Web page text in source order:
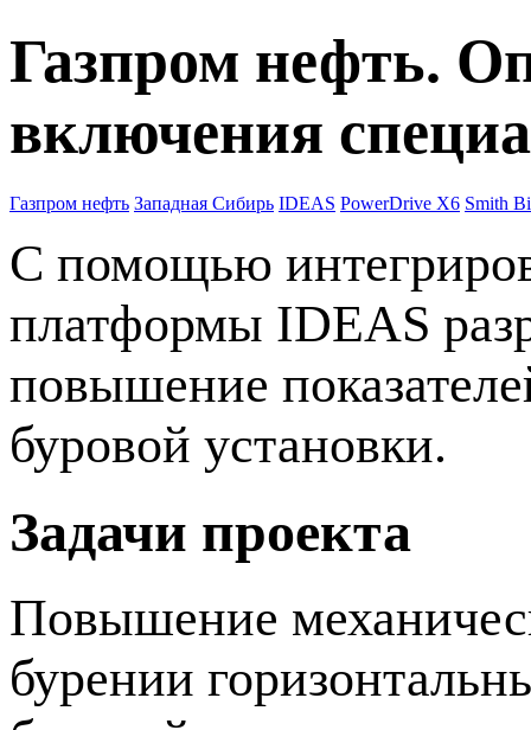
Газпром нефть.
включения
Газпром нефть Западная Сибирь IDEAS PowerDrive X6 Smith
С помощью
платформы IDEAS
повышение
буровой установки.
Задачи проекта
Повышение
бурении